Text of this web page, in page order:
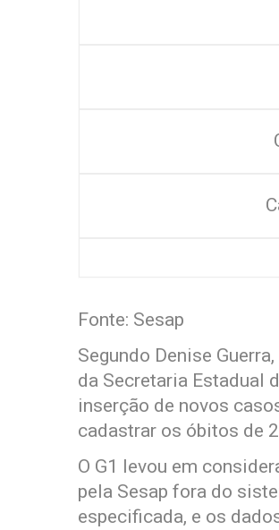
Fonte: Sesap
Segundo Denise
da Secretaria Estadual
inserção de novos
cadastrar os óbitos de
O G1 levou em
pela Sesap fora do
especificada, e os